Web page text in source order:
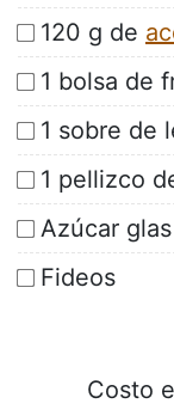
120 g de
1 bolsa de
1 sobre de
1 pellizco
Azúcar
Fideos
Costo